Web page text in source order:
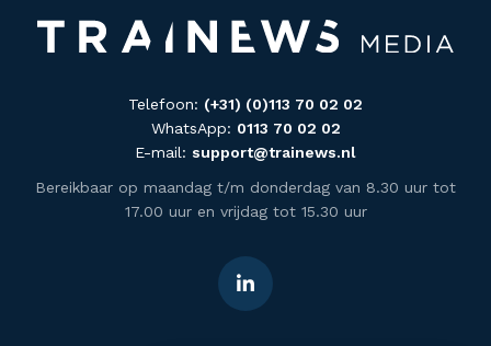
Telefoon: (+31) (0)113 70 02 02
WhatsApp: 0113 70 02 02
E-mail: support@trainews.nl
Bereikbaar op maandag t/m donderdag van 8.30 uur tot
17.00 uur en vrijdag tot 15.30 uur